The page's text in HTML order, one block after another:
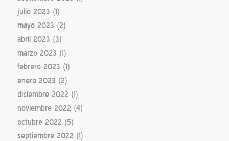
julio 2023 (1)
mayo 2023 (2)
abril 2023 (3)
marzo 2023 (1)
febrero 2023 (1)
enero 2023 (2)
diciembre 2022 (1)
noviembre 2022 (4)
octubre 2022 (5)
septiembre 2022 (1)